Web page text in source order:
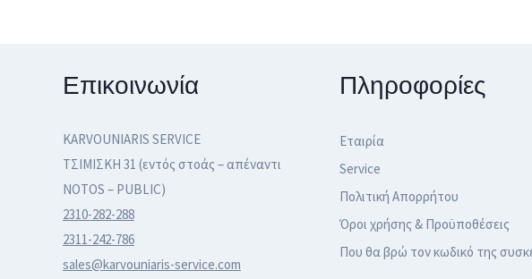
Επικοινωνία
KARVOUNIARIS SERVICE
ΤΣΙΜΙΣΚΗ 31 (εντός στοάς – απέναντι
NOTOS – PUBLIC)
2310-282-288
2311-242-786
sales@karvouniaris-service.com
Πληροφορίες
Εταιρία
Service
Πολιτική Απορρήτου
Όροι χρήσης & Προϋποθέσεις
Που θα βρώ τον κωδικό της